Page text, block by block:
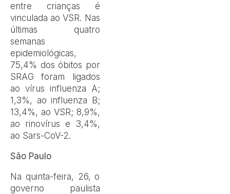
entre crianças é
vinculada ao VSR. Nas
últimas quatro
semanas
epidemiológicas,
75,4% dos óbitos por
SRAG foram ligados
ao vírus influenza A;
1,3%, ao influenza B;
13,4%, ao VSR; 8,9%,
ao rinovírus e 3,4%,
ao Sars-CoV-2.
São Paulo
Na quinta-feira, 26, o
governo paulista